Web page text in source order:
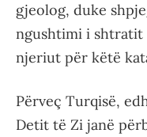
gjeolog, duke
ngushtimi i shtratit
njeriut për këtë
Përveç Turqisë,
Detit të Zi janë